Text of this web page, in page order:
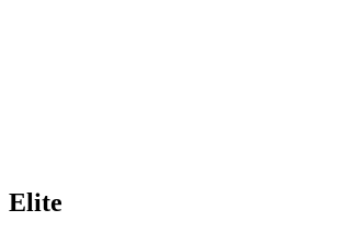
Elite